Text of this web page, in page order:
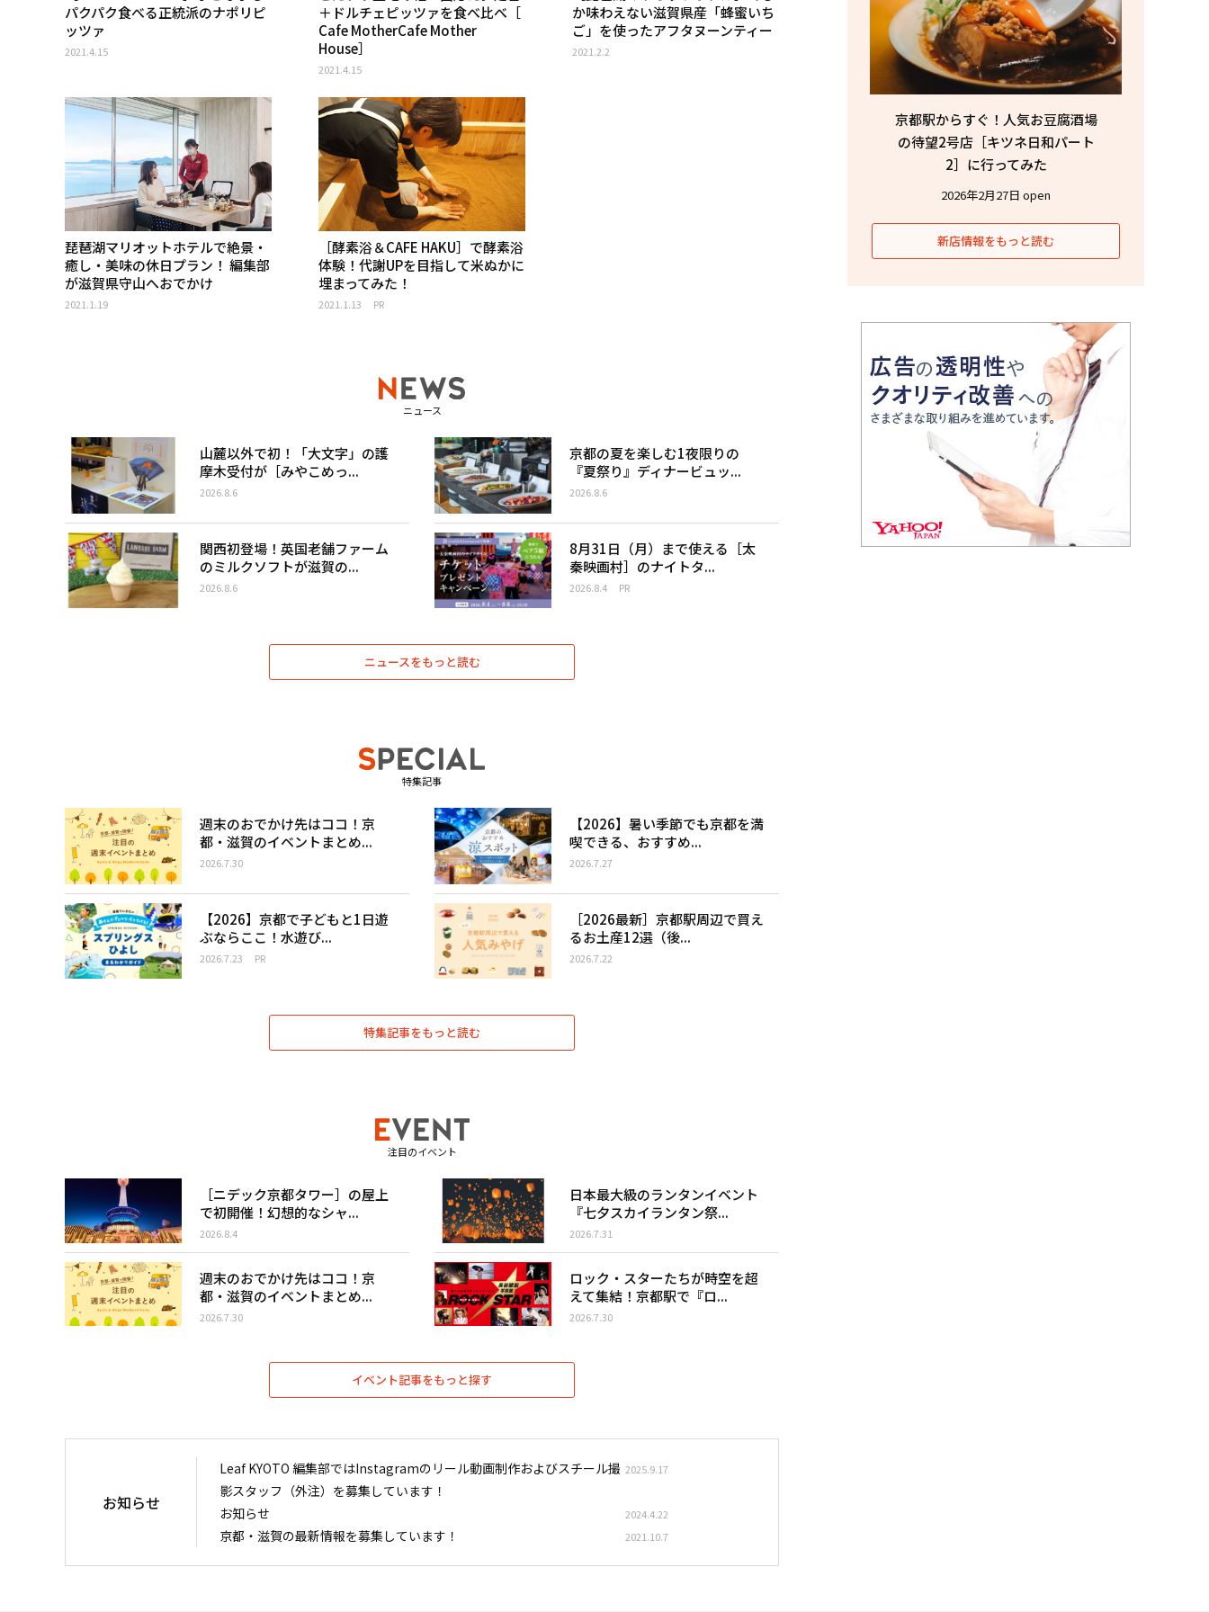
パクパク食べる正統派のナポリピ
ッツァ
2021.4.15
＋ドルチェピッツァを食べ比べ［
Cafe MotherCafe Mother
House］
2021.4.15
か味わえない滋賀県産「蜂蜜いち
ご」を使ったアフタヌーンティー
2021.2.2
琵琶湖マリオットホテルで絶景・
癒し・美味の休日プラン！ 編集部
が滋賀県守山へおでかけ
2021.1.19
［酵素浴＆CAFE HAKU］で酵素浴
体験！代謝UPを目指して米ぬかに
埋まってみた！
2021.1.13 PR
ニュース
山麓以外で初！「大文字」の護
摩木受付が［みやこめっ...
2026.8.6
京都の夏を楽しむ1夜限りの
『夏祭り』ディナービュッ...
2026.8.6
関西初登場！英国老舗ファーム
のミルクソフトが滋賀の...
2026.8.6
8月31日（月）まで使える［太
秦映画村］のナイトタ...
2026.8.4 PR
ニュースをもっと読む
特集記事
週末のおでかけ先はココ！京
都・滋賀のイベントまとめ...
2026.7.30
【2026】暑い季節でも京都を満
喫できる、おすすめ...
2026.7.27
【2026】京都で子どもと1日遊
ぶならここ！水遊び...
2026.7.23 PR
［2026最新］京都駅周辺で買え
るお土産12選（後...
2026.7.22
特集記事をもっと読む
注目のイベント
［ニデック京都タワー］の屋上
で初開催！幻想的なシャ...
2026.8.4
日本最大級のランタンイベント
『七夕スカイランタン祭...
2026.7.31
週末のおでかけ先はココ！京
都・滋賀のイベントまとめ...
2026.7.30
ロック・スターたちが時空を超
えて集結！京都駅で『ロ...
2026.7.30
イベント記事をもっと探す
京都駅からすぐ！人気お豆腐酒場
の待望2号店［キツネ日和パート
2］に行ってみた
2026年2月27日 open
新店情報をもっと読む
お知らせ
Leaf KYOTO 編集部ではInstagramのリール動画制作およびスチール撮
影スタッフ（外注）を募集しています！
2025.9.17
お知らせ 2024.4.22
京都・滋賀の最新情報を募集しています！ 2021.10.7